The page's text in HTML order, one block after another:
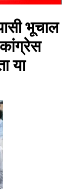
भूचाल
या